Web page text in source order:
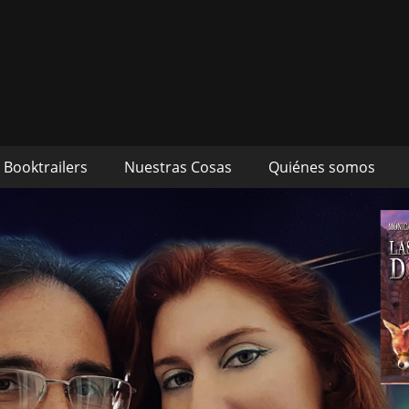
autores Mónica Cueto
Booktrailers Nuestras Cosas Quiénes somos